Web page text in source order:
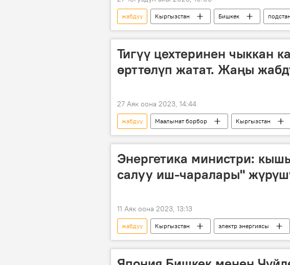
жабдуу Кыргызстан Бишкек
электр энергиясы
Сүрөт
Тигүү цехтеринен чыккан
өрттөлүп жатат. Жаңы
27 Аяк оона 2023, 14:44
жабдуу Маалымат борбор Кыргызстан
полигон
өрттөө
Энергетика министри:
салуу иш-чаралары"
11 Аяк оона 2023, 13:13
жабдуу Кыргызстан электр энергиясы